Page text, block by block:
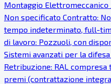
Montaggio
Non specificato Contratto:
tempo indeterminato, full-
di lavoro: Pozzuoli, con
Sistemi avanzati per la
Retribuzione: RAL compresa
premi (contrattazione